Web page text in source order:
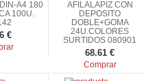
A4 180
100U.
€
AFILALAPIZ CON
DEPOSITO
DOBLE+GOMA
24U.COLORES
SURTIDOS 080901
68.61 €
Comprar